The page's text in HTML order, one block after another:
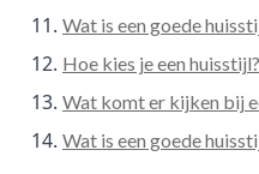
Wat is een goede
Hoe kies je een huisstijl?
Wat komt er kijken bij
Wat is een goede